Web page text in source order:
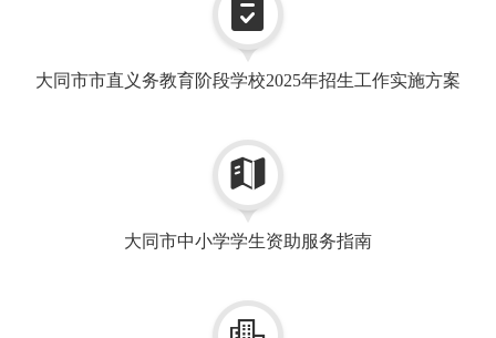

大同市市直义务教育阶段学校2025年招生工作实施方案

大同市中小学学生资助服务指南